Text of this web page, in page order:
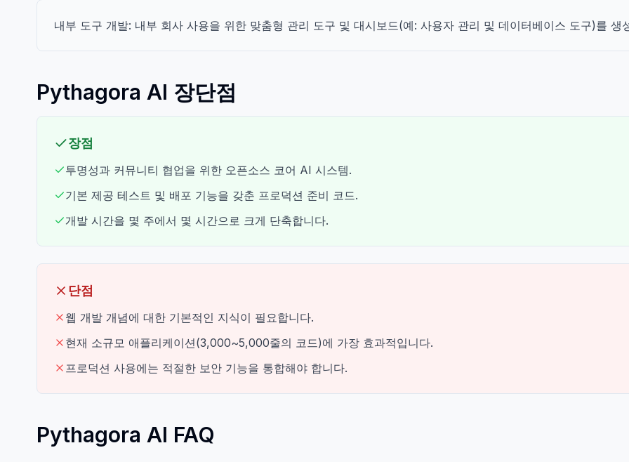
내부 도구 개발: 내부 회사 사용을 위한 맞춤형 관리 도구 및 대시보드(예: 사용자 관리 및 데이터베이스 도구)를 생
Pythagora AI 장단점
장점
투명성과 커뮤니티 협업을 위한 오픈소스 코어 AI 시스템.
기본 제공 테스트 및 배포 기능을 갖춘 프로덕션 준비 코드.
개발 시간을 몇 주에서 몇 시간으로 크게 단축합니다.
단점
웹 개발 개념에 대한 기본적인 지식이 필요합니다.
현재 소규모 애플리케이션(3,000~5,000줄의 코드)에 가장 효과적입니다.
프로덕션 사용에는 적절한 보안 기능을 통합해야 합니다.
Pythagora AI FAQ